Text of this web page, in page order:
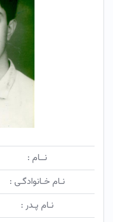
نــام :
نـام خـانوادگـی :
نـام پـدر :